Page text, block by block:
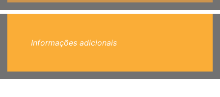
Informações adicionais